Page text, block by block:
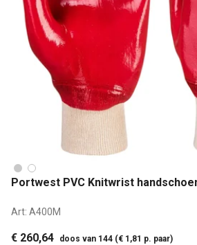
Portwest PVC Knitwrist
Art: A400M
€ 260,64 doos van 144 (€ 1,81 p. paar)